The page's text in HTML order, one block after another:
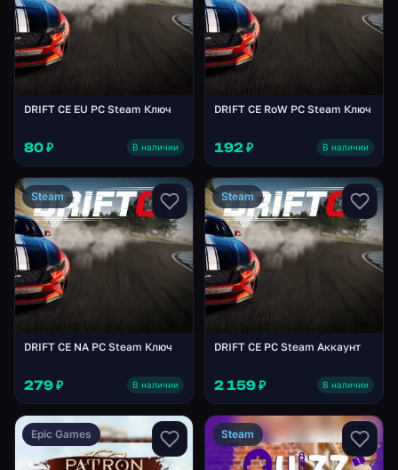
DRIFT CE EU PC Steam Ключ
80 ₽ В наличии
DRIFT CE RoW PC Steam Ключ
192 ₽ В наличии
Steam
DRIFT CE NA PC Steam Ключ
279 ₽ В наличии
Steam
DRIFT CE PC Steam Аккаунт
2 159 ₽ В наличии
Epic Games Steam